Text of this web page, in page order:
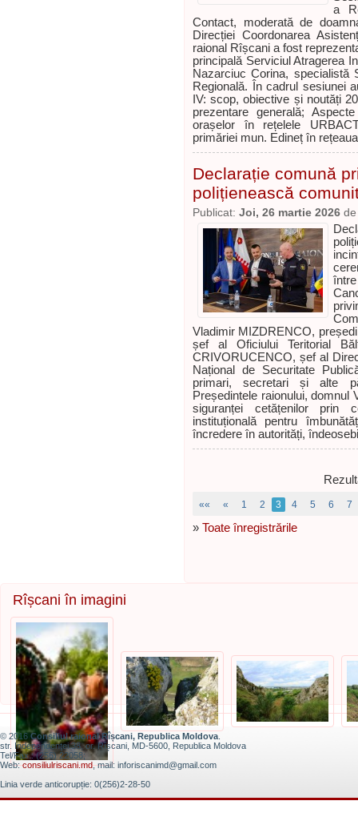
a
Contact, moderată de
Direcției Coordonarea
raional Rîșcani a fost
principală Serviciul Atragerea
Nazarciuc Corina, specialistă
Regională. În cadrul sesiunei
IV: scop, obiective și noutăți
prezentare generală;
orașelor în rețelele
primăriei mun. Edineț în
Declarație comună
polițienească
Publicat: Joi, 26 martie 2026
Vladimir MIZDRENCO,
șef al Oficiului Teritorial
CRIVORUCENCO, șef al
Național de Securitate
primari, secretari și alte
Președintele raionului, domnul
siguranței cetățenilor prin
instituțională pentru
încredere în autorități,
«« « 1 2 3 4 5 6 7
» Toate înregistrările
Rîșcani în imagini
© 2016 Consiliul raional Rîșcani, Republica Moldova
str. Independenţei 38, or. Rîșcani, MD-5600, Republica Moldova
Tel/Fax.: (256) 22058;
Web:consiliulriscani.md, mail: inforiscanimd@gmail.com
Linia verde anticorupție: 0(256)2-28-50